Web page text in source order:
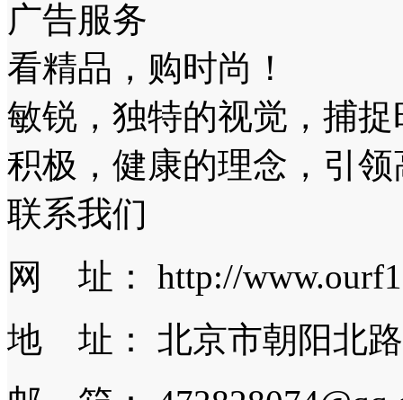
广告服务
看精品，购时尚！
敏锐，独特的视觉，捕
积极，健康的理念，引
联系我们
网 址： http://
地 址： 北京市朝阳北